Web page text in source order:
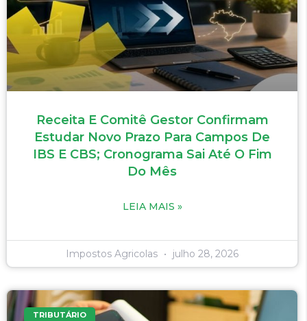
Receita E Comitê Gestor Confirmam
Estudar Novo Prazo Para Campos De
IBS E CBS; Cronograma Sai Até O Fim
Do Mês
LEIA MAIS »
Impostos Agricolas julho 28, 2026
TRIBUTÁRIO